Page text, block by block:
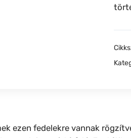
ezen fedelekre vannak